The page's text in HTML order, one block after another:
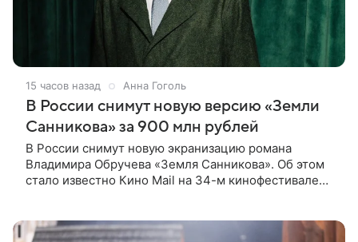
15 часов назад Анна Гоголь
В России снимут новую версию «Земли
Санникова» за 900 млн рублей
В России снимут новую экранизацию романа
Владимира Обручева «Земля Санникова». Об этом
стало известно Кино Mail на 34-м кинофестивале